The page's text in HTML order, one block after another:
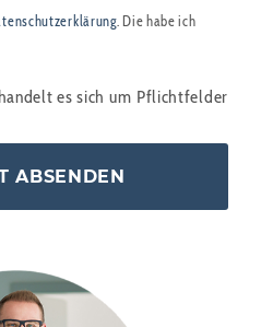
. Die habe ich
handelt es sich um Pflichtfelder